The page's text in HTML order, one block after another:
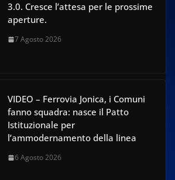
3.0. Cresce l’attesa per le prossime
aperture.
7 Agosto 2026
VIDEO – Ferrovia Jonica, i Comuni
fanno squadra: nasce il Patto
Istituzionale per
l’ammodernamento della linea
6 Agosto 2026